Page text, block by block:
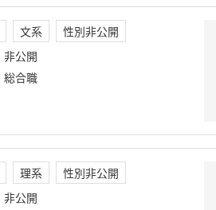
文系
性別非公開
非公開
総合職
理系
性別非公開
非公開